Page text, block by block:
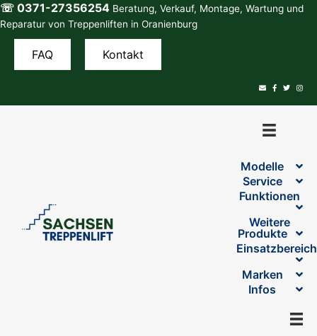
Zum
Inhalt
springen
☏ 0371-27356254 Beratung, Verkauf, Montage, Wartung und
Reparatur von Treppenliften in Oranienburg
FAQ Kontakt
Modelle
Service
Funktionen
Weitere
Produkte
Marken
Infos